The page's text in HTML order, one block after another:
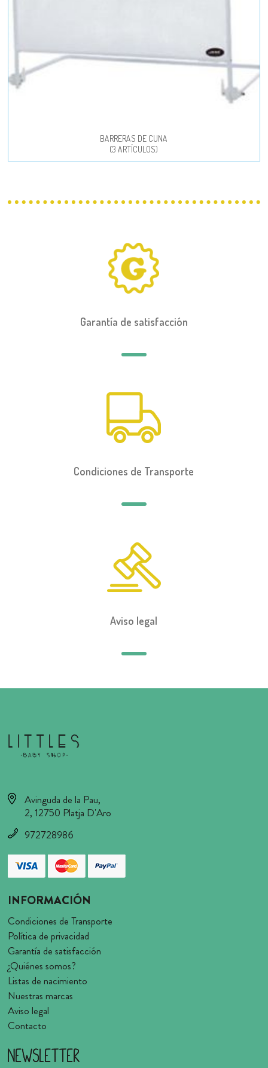
BARRERAS DE CUNA
(3 ARTÍCULOS)
Garantía de satisfacción
Condiciones de Transporte
Aviso legal
Avinguda de la Pau,
2, 12750 Platja D'Aro
972728986
INFORMACIÓN
Condiciones de Transporte
Política de privacidad
Garantía de satisfacción
¿Quiénes somos?
Listas de nacimiento
Nuestras marcas
Aviso legal
Contacto
Newsletter